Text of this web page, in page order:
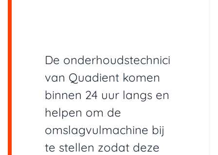
De onderhoudstechnici
van Quadient komen
binnen 24 uur langs en
helpen om de
omslagvulmachine bij
te stellen zodat deze